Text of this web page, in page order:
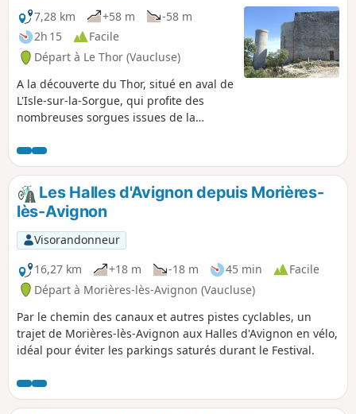
7,28 km
+58 m
-58 m
2h 15
Facile
Départ à Le Thor (Vaucluse)
A la découverte du Thor, situé en aval de
L'Isle-sur-la-Sorgue, qui profite des
nombreuses sorgues issues de la
Vaucluse.Sur l'une des rares éminences
de la plaine du Comtat Venaissin, un
peu en retrait de la ville, se trouve
perché le Château de Thouzon et, dans
sa partie basse, les grottes du même
nom.
Les Halles d'Avignon depuis Morières-
lès-Avignon
Visorandonneur
16,27 km
+18 m -18 m 45 min
Facile
Départ à Morières-lès-Avignon (Vaucluse)
Par le chemin des canaux et autres pistes cyclables, un
trajet de Morières-lès-Avignon aux Halles d'Avignon en vélo,
idéal pour éviter les parkings saturés durant le Festival.